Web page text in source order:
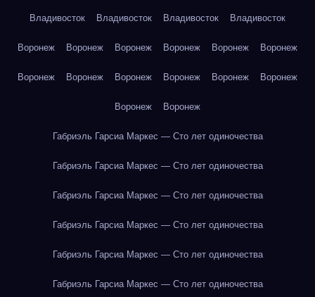
Владивосток Владивосток Владивосток Владивосток
Воронеж Воронеж Воронеж Воронеж Воронеж Воронеж
Воронеж Воронеж Воронеж Воронеж Воронеж Воронеж
Воронеж Воронеж
Габриэль Гарсиа Маркес — Сто лет одиночества
Габриэль Гарсиа Маркес — Сто лет одиночества
Габриэль Гарсиа Маркес — Сто лет одиночества
Габриэль Гарсиа Маркес — Сто лет одиночества
Габриэль Гарсиа Маркес — Сто лет одиночества
Габриэль Гарсиа Маркес — Сто лет одиночества